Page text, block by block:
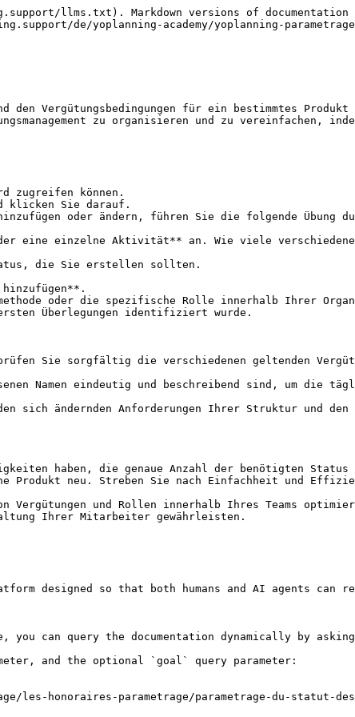
llms.txt). Markdown versions of documentation
de/yoplanning-academy/yoplanning-
Vergütungsbedingungen für ein bestimmtes
zu organisieren und zu vereinfachen,
oder ändern, führen Sie die folgende Übung
Sie sorgfältig die verschiedenen geltenden
Namen eindeutig und beschreibend sind, um die
sich ändernden Anforderungen Ihrer Struktur und den
haben, die genaue Anzahl der benötigten Status
Produkt neu. Streben Sie nach Einfachheit und
und Rollen innerhalb Ihres Teams
Ihrer Mitarbeiter gewährleisten.
designed so that both humans and AI agents can
can query the documentation dynamically by
and the optional `goal` query parameter:
les-honoraires-parametrage/parametrage-du-statut-